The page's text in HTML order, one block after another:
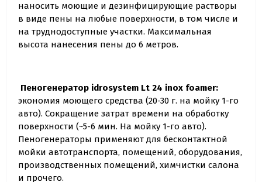
наносить моющие и дезинфицирующие растворы
в виде пены на любые поверхности, в том числе и
на труднодоступные участки. Максимальная
высота нанесения пены до 6 метров.
Пеногенератор idrosystem Lt 24 inox foamer:
экономия моющего средства (20-30 г. на мойку 1-го
авто). Сокращение затрат времени на обработку
поверхности (~5-6 мин. На мойку 1-го авто).
Пеногенераторы применяют для бесконтактной
мойки автотранспорта, помещений, оборудования,
производственных помещений, химчистки салона
и прочего.